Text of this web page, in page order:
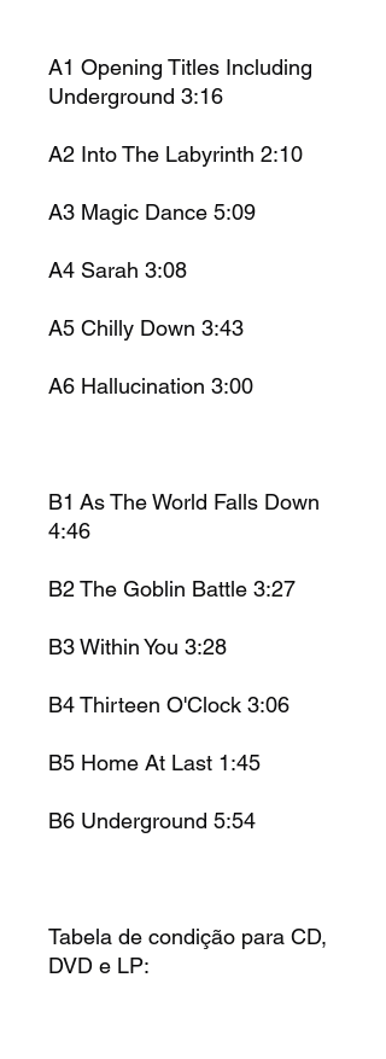
A1 Opening Titles Including
Underground 3:16
A2 Into The Labyrinth 2:10
A3 Magic Dance 5:09
A4 Sarah 3:08
A5 Chilly Down 3:43
A6 Hallucination 3:00
B1 As The World Falls Down
4:46
B2 The Goblin Battle 3:27
B3 Within You 3:28
B4 Thirteen O'Clock 3:06
B5 Home At Last 1:45
B6 Underground 5:54
Tabela de condição para CD,
DVD e LP: